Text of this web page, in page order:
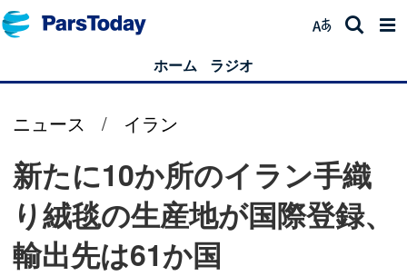
ホーム ラジオ
ニュース / イラン
新たに10か所のイラン手織
り絨毯の生産地が国際登録、
輸出先は61か国